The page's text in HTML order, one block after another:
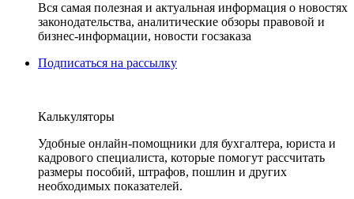
Вся самая полезная и актуальная информация о новостях
законодательства, аналитические обзоры правовой и
бизнес-информации, новости госзаказа
Подписаться на рассылку
Калькуляторы
Удобные онлайн-помощники для бухгалтера, юриста и
кадрового специалиста, которые помогут рассчитать
размеры пособий, штрафов, пошлин и других
необходимых показателей.